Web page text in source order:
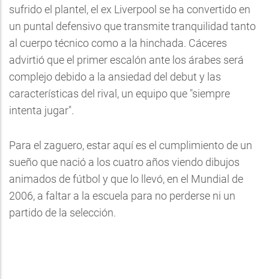
sufrido el plantel, el ex Liverpool se ha convertido en
un puntal defensivo que transmite tranquilidad tanto
al cuerpo técnico como a la hinchada. Cáceres
advirtió que el primer escalón ante los árabes será
complejo debido a la ansiedad del debut y las
características del rival, un equipo que "siempre
intenta jugar".
Para el zaguero, estar aquí es el cumplimiento de un
sueño que nació a los cuatro años viendo dibujos
animados de fútbol y que lo llevó, en el Mundial de
2006, a faltar a la escuela para no perderse ni un
partido de la selección.